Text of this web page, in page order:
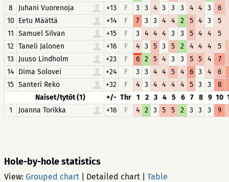
8
Juhani Vuorenoja +13 F 3 3 4 3 3 3 4 4 3 6
10 Eetu Määttä +14 F 7 3 3 4 4 2 5 4 3 5
11 Samuel Silvan +15 F 3 4 4 4 3 3 5 4 4 5
12 Taneli Jalonen +16 F 4 3 5 3 5 2 4 4 4 5
13 Juuso Lindholm +23 F 6 2 5 4 3 3 5 5 4 7
14 Dima Solovei +24 F 3 3 4 4 5 4 6 3 4
6
15 Santeri Reko +32 F 4 3 4 4 4 4 5 3 3 8
Naiset/tytöt (1)
+/- Thr 1 2 3 4 5 6 7 8 9 10
1
Joanna Torikka +16 F 4 2 3 5 5 2 3 3 3 9
Hole-by-hole statistics
View: Grouped chart Detailed chart Table